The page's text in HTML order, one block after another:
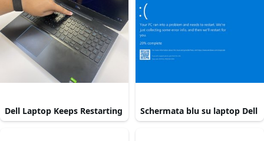
Dell Laptop Keeps Restarting Schermata blu su laptop Dell